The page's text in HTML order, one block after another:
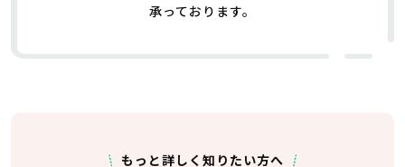
承っております。
もっと詳しく知りたい方へ